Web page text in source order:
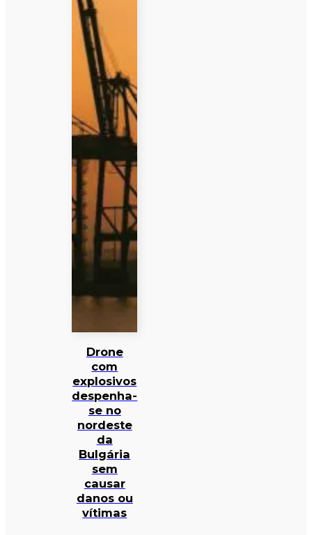
Drone
com
explosivos
despenha-
se no
nordeste
da
Bulgária
sem
causar
danos ou
vítimas